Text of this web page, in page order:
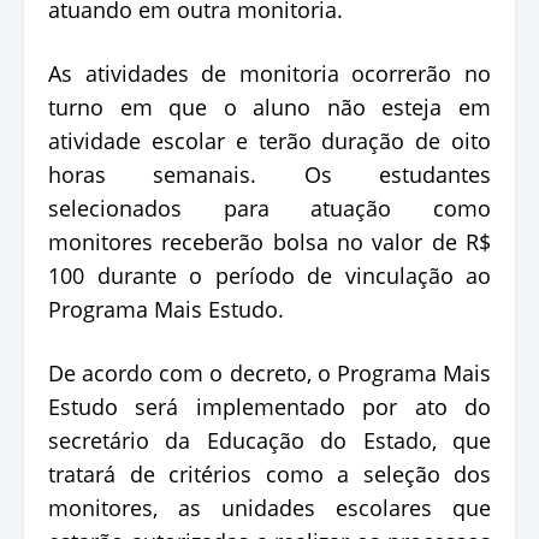
atuando em outra monitoria.
As atividades de monitoria ocorrerão no
turno em que o aluno não esteja em
atividade escolar e terão duração de oito
horas semanais. Os estudantes
selecionados para atuação como
monitores receberão bolsa no valor de R$
100 durante o período de vinculação ao
Programa Mais Estudo.
De acordo com o decreto, o Programa Mais
Estudo será implementado por ato do
secretário da Educação do Estado, que
tratará de critérios como a seleção dos
monitores, as unidades escolares que